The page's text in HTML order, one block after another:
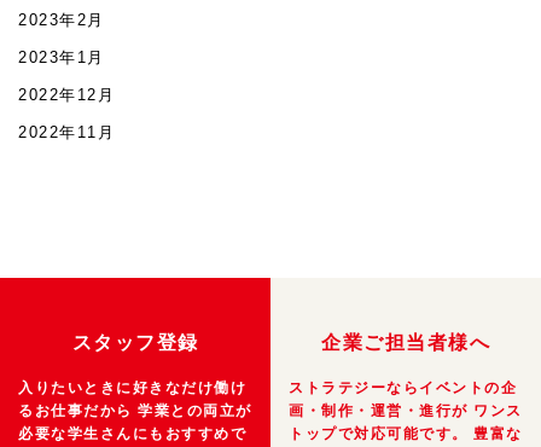
2023年2月
2023年1月
2022年12月
2022年11月
スタッフ登録
入りたいときに好きなだけ働け
るお仕事だから 学業との両立が
必要な学生さんにもおすすめで
企業ご担当者様へ
ストラテジーならイベントの企
画・制作・運営・進行が ワンス
トップで対応可能です。
豊富な